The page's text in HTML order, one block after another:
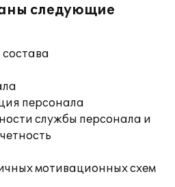
следующие
персонала
службы персонала и
мотивационных схем